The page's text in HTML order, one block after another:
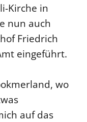
Kirche in
nun auch
Friedrich
eingeführt.
wo
auf das